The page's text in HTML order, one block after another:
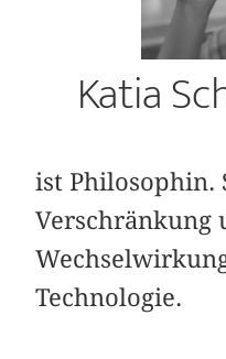
Katia
ist Philosophin.
Verschränkung
Technologie.